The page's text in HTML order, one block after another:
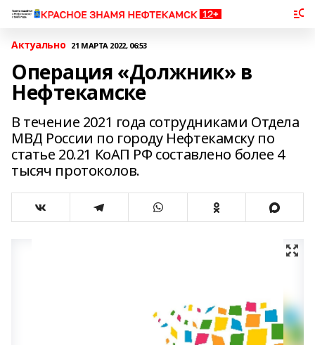
Актуально 21 МАРТА 2022, 06:53
Операция «Должник» в
Нефтекамске
В течение 2021 года сотрудниками Отдела
МВД России по городу Нефтекамску по
статье 20.21 КоАП РФ составлено более 4
тысяч протоколов.